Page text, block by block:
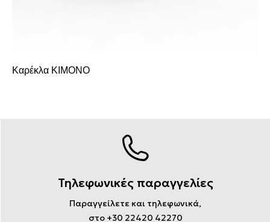
Καρέκλα KIMONO
Τηλεφωνικές παραγγελίες
Παραγγείλετε και τηλεφωνικά,
στο +30 22420 42270